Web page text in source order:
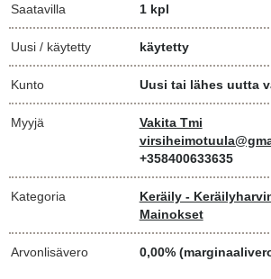
Saatavilla 1 kpl
Uusi / käytetty käytetty
Kunto Uusi tai lähes uutta
Myyjä
Vakita Tmi
+358400633635
Kategoria
Keräily -
Mainokset
Arvonlisävero 0,00%